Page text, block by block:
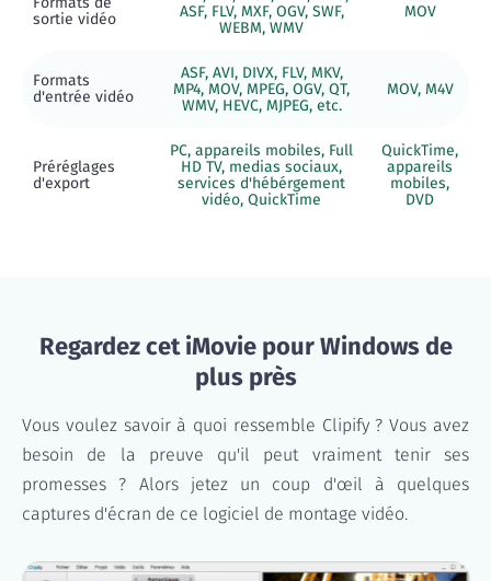
sortie vidéo
ASF, FLV, MXF, OGV, SWF,
WEBM, WMV
MOV
Formats
d'entrée vidéo
ASF, AVI, DIVX, FLV, MKV,
MP4, MOV, MPEG, OGV, QT,
WMV, HEVC, MJPEG, etc.
MOV, M4V
Préréglages
d'export
PC, appareils mobiles, Full
HD TV, medias sociaux,
services d'hébérgement
vidéo, QuickTime
QuickTime,
appareils
mobiles,
DVD
Regardez cet iMovie pour Windows de
plus près
Vous voulez savoir à quoi ressemble Clipify ? Vous avez
besoin de la preuve qu'il peut vraiment tenir ses
promesses ? Alors jetez un coup d'œil à quelques
captures d'écran de ce logiciel de montage vidéo.